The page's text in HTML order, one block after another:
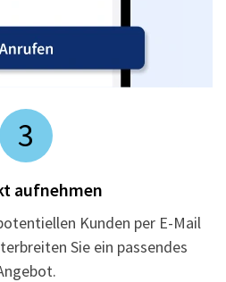
3
aufnehmen
Kunden per E-Mail
Sie ein passendes